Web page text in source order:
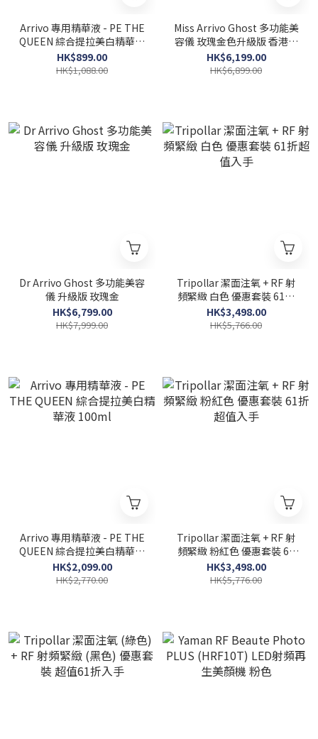
Arrivo 專用精華液 - PE THE
QUEEN 綜合提拉美白精華液
30ml
HK$899.00
HK$1,088.00
Miss Arrivo Ghost 多功能美
容儀 玫瑰金色升級版 香港行
貨
HK$6,199.00
HK$6,899.00
Dr Arrivo Ghost 多功能美容
儀 升級版 玫瑰金
HK$6,799.00
HK$7,999.00
Tripollar 潔面注氧 + RF 射
頻緊緻 白色 優惠套裝 61折
超值入手
HK$3,498.00
HK$5,766.00
Arrivo 專用精華液 - PE THE
QUEEN 綜合提拉美白精華液
100ml
HK$2,099.00
HK$2,770.00
Tripollar 潔面注氧 + RF 射
頻緊緻 粉紅色 優惠套裝 61
折超值入手
HK$3,498.00
HK$5,776.00